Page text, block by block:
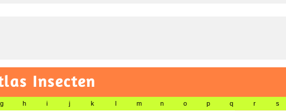
Insecten
g h i j k l m n o p q r s